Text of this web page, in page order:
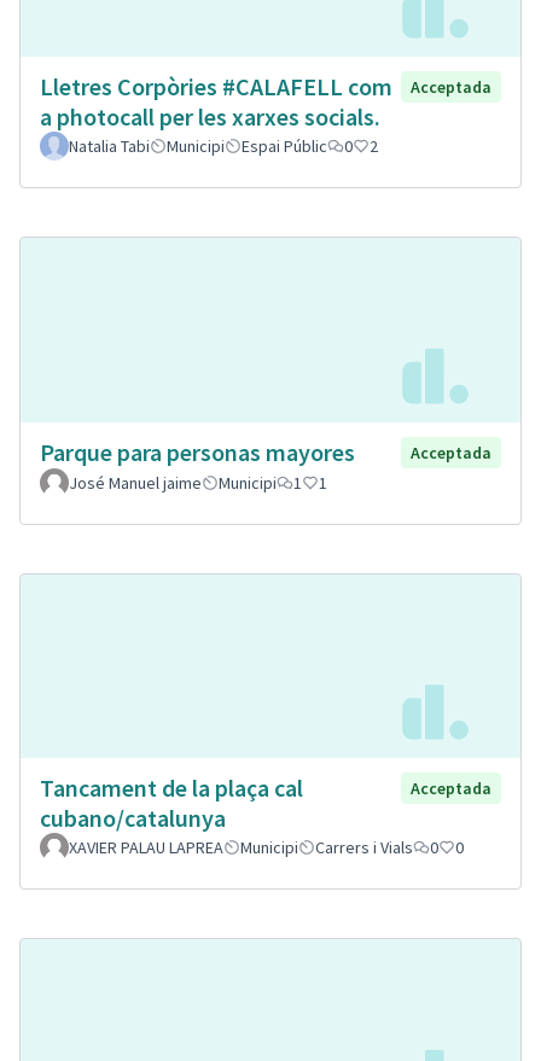
Lletres Corpòries #CALAFELL com
a photocall per les xarxes socials.
Acceptada
Natalia Tabi Municipi Espai Públic 0 2
Parque para personas mayores
Acceptada
José Manuel jaime
Municipi 1 1
Tancament de la plaça cal
cubano/catalunya
Acceptada
XAVIER PALAU LAPREA Municipi Carrers i Vials 0 0